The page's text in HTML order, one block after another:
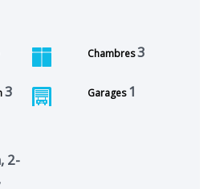
Chambres3
3 Garages 1
2-